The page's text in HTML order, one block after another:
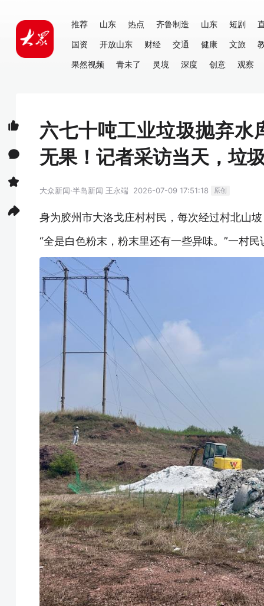
推荐 山东 热点 齐鲁制造 山东 短剧
国资
开放山东 财经 交通 健康 文旅
果然视频
青未了 灵境 深度 创意 观察
六七十吨工业垃圾抛弃水
无果！记者采访当天，垃
大众新闻·半岛新闻 王永端 2026-07-09 17:51:18 原创
身为胶州市大洛戈庄村村民，每次经过村北山
“全是白色粉末，粉末里还有一些异味。”一村